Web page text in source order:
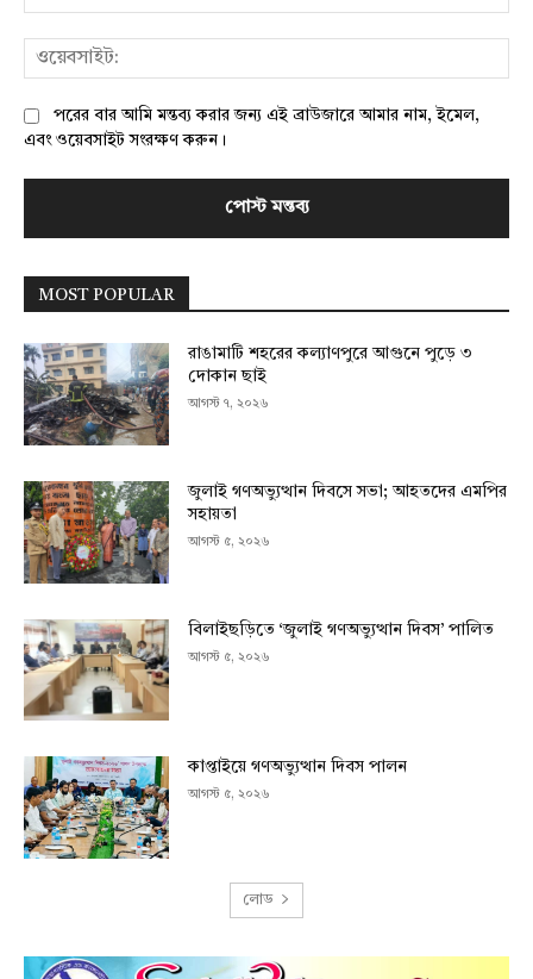
পরের বার আমি মন্তব্য করার জন্য এই ব্রাউজারে আমার নাম, ইমেল,
এবং ওয়েবসাইট সংরক্ষণ করুন।
MOST POPULAR
রাঙামাটি শহরের কল্যাণপুরে আগুনে পুড়ে ৩
দোকান ছাই
আগস্ট ৭, ২০২৬
জুলাই গণঅভ্যুত্থান দিবসে সভা; আহতদের এমপির
সহায়তা
আগস্ট ৫, ২০২৬
বিলাইছড়িতে ‘জুলাই গণঅভ্যুত্থান দিবস’ পালিত
আগস্ট ৫, ২০২৬
কাপ্তাইয়ে গণঅভ্যুত্থান দিবস পালন
আগস্ট ৫, ২০২৬
লোড